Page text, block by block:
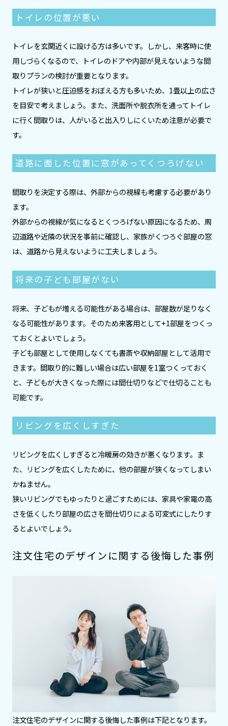
トイレの位置が悪い
トイレを玄関近くに設ける方は多いです。しかし、来客時に使
用しづらくなるので、トイレのドアや内部が見えないような間
取りプランの検討が重要となります。
トイレが狭いと圧迫感をおぼえる方も多いため、1畳以上の広さ
を目安で考えましょう。また、洗面所や脱衣所を通ってトイレ
に行く間取りは、人がいると出入りしにくいため注意が必要で
す。
道路に面した位置に窓があってくつろげない
間取りを決定する際は、外部からの視線も考慮する必要があり
ます。
外部からの視線が気になるとくつろげない原因になるため、周
辺道路や近隣の状況を事前に確認し、家族がくつろぐ部屋の窓
は、道路から見えないように工夫しましょう。
将来の子ども部屋がない
将来、子どもが増える可能性がある場合は、部屋数が足りなく
なる可能性があります。そのため来客用として+1部屋をつくっ
ておくとよいでしょう。
子ども部屋として使用しなくても書斎や収納部屋として活用で
きます。間取り的に難しい場合は広い部屋を1室つくっておく
と、子どもが大きくなった際には間仕切りなどで仕切ることも
可能です。
リビングを広くしすぎた
リビングを広くしすぎると冷暖房の効きが悪くなります。ま
た、リビングを広くしたために、他の部屋が狭くなってしまい
かねません。
狭いリビングでもゆったりと過ごすためには、家具や家電の高
さを低くしたり部屋の広さを間仕切りによる可変式にしたりす
るとよいでしょう。
注文住宅のデザインに関する後悔した事例
注文住宅のデザインに関する後悔した事例は下記となります。